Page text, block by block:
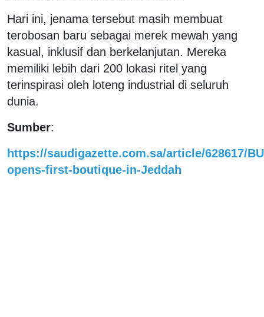
Hari ini, jenama tersebut masih membuat
terobosan baru sebagai merek mewah yang
kasual, inklusif dan berkelanjutan. Mereka
memiliki lebih dari 200 lokasi ritel yang
terinspirasi oleh loteng industrial di seluruh
dunia.
Sumber:
https://saudigazette.com.sa/article/628617/
opens-first-boutique-in-Jeddah